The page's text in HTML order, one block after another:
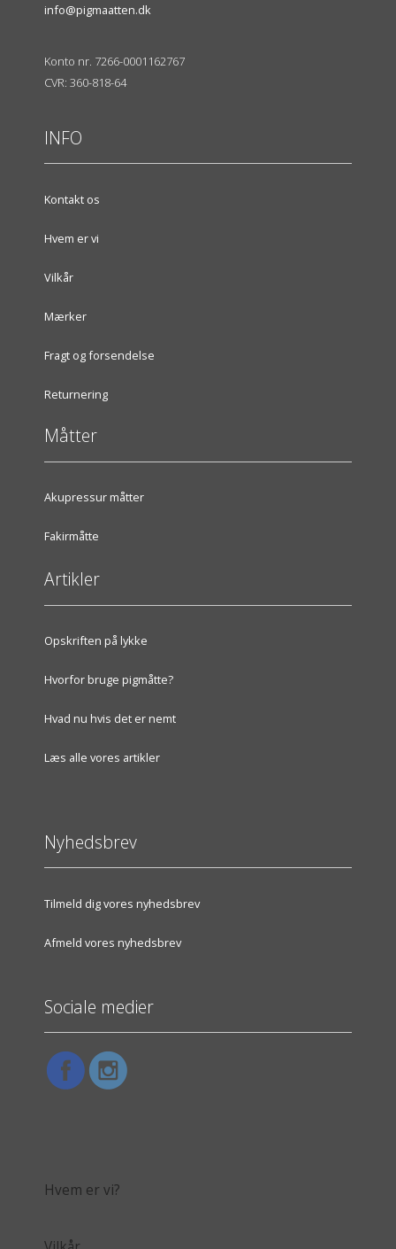
info@pigmaatten.dk
Konto nr. 7266-0001162767
CVR: 360-818-64
INFO
Kontakt os
Hvem er vi
Vilkår
Mærker
Fragt og forsendelse
Returnering
Måtter
Akupressur måtter
Fakirmåtte
Artikler
Opskriften på lykke
Hvorfor bruge pigmåtte?
Hvad nu hvis det er nemt
Læs alle vores artikler
Nyhedsbrev
Tilmeld dig vores nyhedsbrev
Afmeld vores nyhedsbrev
Sociale medier
Hvem er vi?